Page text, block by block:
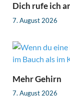
Dich rufe ich
7. August 2026
Mehr Gehirn
7. August 2026